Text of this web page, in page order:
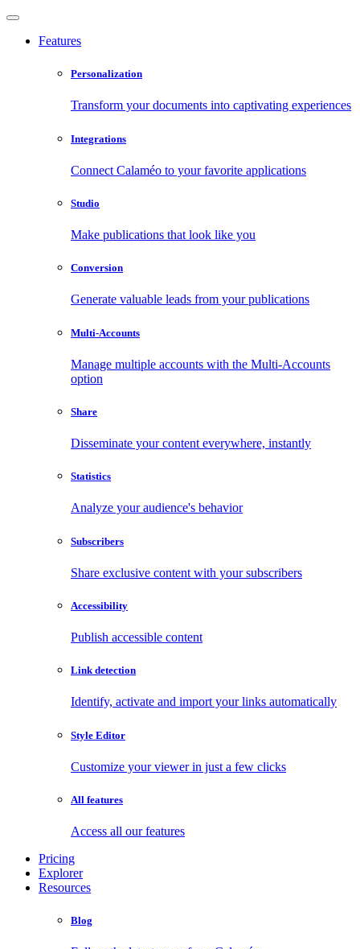
Features
Personalization
Transform your documents into captivating experiences
Integrations
Connect Calaméo to your favorite applications
Studio
Make publications that look like you
Conversion
Generate valuable leads from your publications
Multi-Accounts
Manage multiple accounts with the Multi-Accounts
option
Share
Disseminate your content everywhere, instantly
Statistics
Analyze your audience's behavior
Subscribers
Share exclusive content with your subscribers
Accessibility
Publish accessible content
Link detection
Identify, activate and import your links automatically
Style Editor
Customize your viewer in just a few clicks
All features
Access all our features
Pricing
Explorer
Resources
Blog